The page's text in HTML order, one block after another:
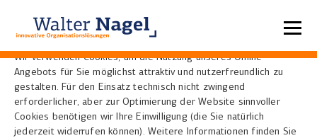
Home Referenzen
Datenschutzeinstellungen
Wir verwenden Cookies, um die Nutzung unseres Online-
Angebots für Sie möglichst attraktiv und nutzerfreundlich zu
gestalten. Für den Einsatz technisch nicht zwingend
erforderlicher, aber zur Optimierung der Website sinnvoller
Cookies benötigen wir Ihre Einwilligung (die Sie natürlich
jederzeit widerrufen können). Weitere Informationen finden Sie